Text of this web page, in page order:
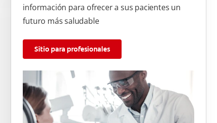
información para ofrecer a sus pacientes un
futuro más saludable
Sitio para profesionales